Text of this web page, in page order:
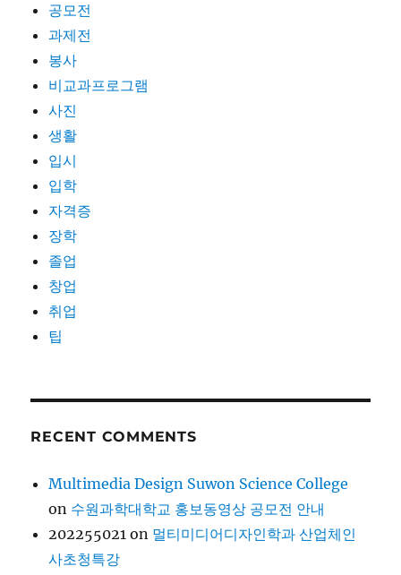
공모전
과제전
봉사
비교과프로그램
사진
생활
입시
입학
자격증
장학
졸업
창업
취업
팁
RECENT COMMENTS
Multimedia Design Suwon Science College
on 수원과학대학교 홍보동영상 공모전 안내
202255021 on 멀티미디어디자인학과 산업체인
사초청특강